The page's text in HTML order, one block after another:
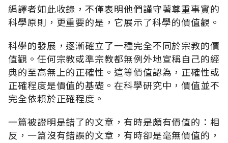
編譯者如此收錄，不僅表明他們謹守著尊重事實的
科學原則，更重要的是，它展示了科學的價值觀。
科學的發展，逐漸確立了一種完全不同於宗教的價
值觀。任何宗教或準宗教都無例外地宣稱自己的經
典的至高無上的正確性。這等價值認為，正確性或
正確程度是價值的基礎。在科學研究中，價值並不
完全依賴於正確程度。
一篇被證明是錯了的文章，有時是頗有價值的：相
反，一篇沒有錯誤的文章，有時卻是毫無價值的，